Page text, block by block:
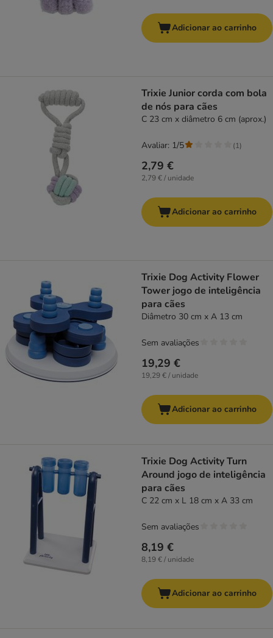
Adicionar ao carrinho
Trixie Junior corda com bola
de nós para cães
C 23 cm x diâmetro 6 cm (aprox.)
2,79 €
2,79 € / unidade
Avaliar: 1/5 (1)
Adicionar ao carrinho
Trixie Dog Activity Flower
Tower jogo de inteligência
para cães
Diâmetro 30 cm x A 13 cm
19,29 €
19,29 € / unidade
Sem avaliações
Adicionar ao carrinho
Trixie Dog Activity Turn
Around jogo de inteligência
para cães
C 22 cm x L 18 cm x A 33 cm
8,19 €
8,19 € / unidade
Sem avaliações
Adicionar ao carrinho